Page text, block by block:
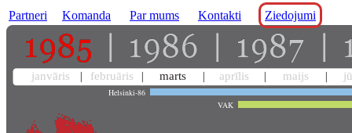
Partneri Komanda Par mums Kontakti Ziedojumi
janvāris februāris marts aprīlis maijs
Helsinki-86
VAK